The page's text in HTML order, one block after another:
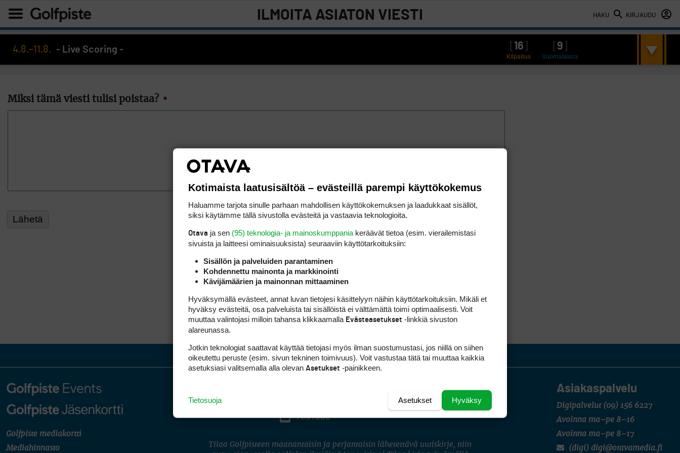
HAKU KIRJAUDU
ILMOITA ASIATON VIESTI
4.8.–11.8. - Live Scoring - 16 9
Kilpailua Suomalaista
Miksi tämä viesti tulisi poistaa? *
Golfpiste mediakortti
Mediahinnasto
Asiakaspalvelu
Digipalvelut (09) 156 6227
Avoinna ma–pe 8–16
Avoinna ma–pe 8–17
(digi) digi@otavamedia.fi
INSTAGRAM
YOUTUBE
Tilaa Golfpisteen maanantaisin ja perjantaisin lähetettävä uutiskirje, niin
Kotimaista laatusisältöä – evästeillä parempi käyttökokemus
Haluamme tarjota sinulle parhaan mahdollisen käyttökokemuksen ja laadukkaat sisällöt,
siksi käytämme tällä sivustolla evästeitä ja vastaavia teknologioita.
Otava ja sen (95) teknologia- ja mainoskumppania keräävät tietoa (esim. vierailemis­tasi
sivuista ja laitteesi ominaisuuk­sista) seuraaviin käyttötarkoituksiin:
Sisällön ja palveluiden parantaminen
Kohdennettu mainonta ja markkinointi
Kävijämäärien ja mainonnan mittaaminen
Hyväksymällä evästeet, annat luvan tietojesi käsittelyyn näihin käyttötarkoituksiin. Mikäli et
hyväksy evästeitä, osa palveluista tai sisällöistä ei välttämättä toimi optimaalisesti. Voit
muuttaa valintojasi milloin tahansa klikkaamalla Evästeasetukset -linkkiä sivuston
alareunassa.
Jotkin teknologiat saattavat käyttää tietojasi myös ilman suostumustasi, jos niillä on siihen
oikeutettu peruste (esim. sivun tekninen toimivuus). Voit vastustaa tätä tai muuttaa kaikkia
asetuksiasi valitsemalla alla olevan Asetukset -painikkeen.
Hyväksy
Asetukset
Tietosuoja